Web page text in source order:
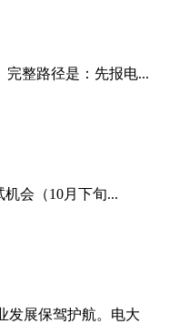
整路径是：先报电...
会（10月下旬...
发展保驾护航。电大